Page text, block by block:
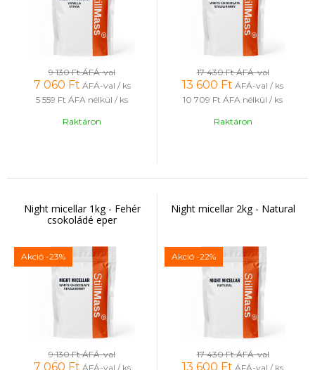
9 130 FtÁFÁ-val
7 060 Ft ÁFÁ-val / ks
5 559 Ft ÁFA nélkül / ks
Raktáron
17 430 FtÁFÁ-val
13 600 Ft ÁFÁ-val / ks
10 709 Ft ÁFA nélkül / ks
Raktáron
Night micellar 1kg - Fehér
csokoládé eper
Akció -23%
9 130 FtÁFÁ-val
7 060 Ft ÁFÁ-val / ks
Night micellar 2kg - Natural
Akció -22%
17 430 FtÁFÁ-val
13 600 Ft ÁFÁ-val / ks